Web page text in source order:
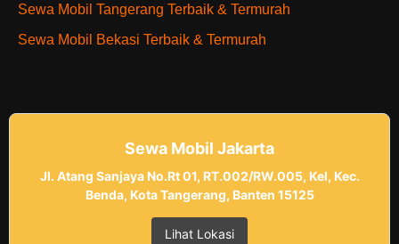
Sewa Mobil Tangerang Terbaik & Termurah
Sewa Mobil Bekasi Terbaik & Termurah
Sewa Mobil Jakarta
Jl. Atang Sanjaya No.Rt 01, RT.002/RW.005, Kel, Kec.
Benda, Kota Tangerang, Banten 15125
Lihat Lokasi